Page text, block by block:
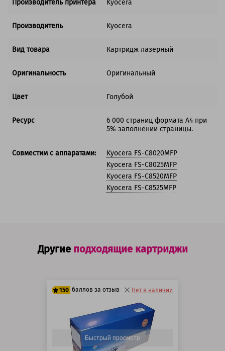
Производитель принтера Kyocera
Производитель Kyocera
Вид товара Картридж лазерный
Оригинальность Оригинальный
Цвет Голубой
Ресурс
6 000 страниц формата А4 при
5% заполнении страницы.
Совместим с аппаратами:
Kyocera FS-C8020MFP
Kyocera FS-C8025MFP
Kyocera FS-C8520MFP
Kyocera FS-C8525MFP
Другие подходящие картриджи
150 баллов за отзыв
125 баллов
150 баллов
Нет в наличии
Быстрый просмотр